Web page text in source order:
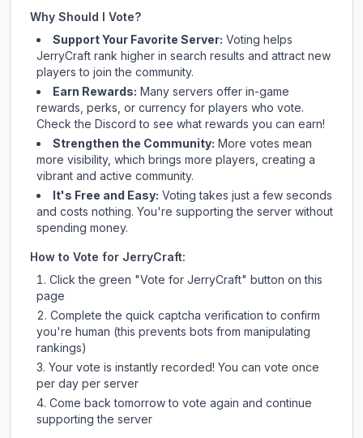
Why Should I Vote?
Support Your Favorite Server: Voting helps
JerryCraft rank higher in search results and attract new
players to join the community.
Earn Rewards: Many servers offer in-game
rewards, perks, or currency for players who vote.
Checkthe Discord to see what rewards you can earn!
Strengthen the Community: More votes mean
more visibility, which brings more players, creating a
vibrant and active community.
It's Free and Easy: Voting takes just a few seconds
and costs nothing. You're supporting the server without
spending money.
How to Vote for JerryCraft:
Click the green "Vote for JerryCraft" button on this
page
Complete the quick captcha verification to confirm
you're human (this prevents bots from manipulating
rankings)
Your vote is instantly recorded! You can vote once
per day per server
Come back tomorrow to vote again and continue
supporting the server